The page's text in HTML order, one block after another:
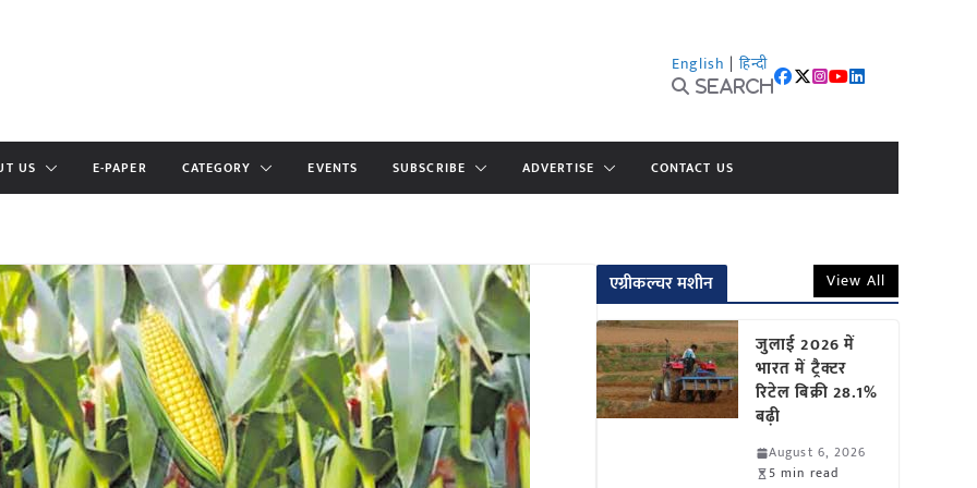
English | हिन्दी
Search
US E-PAPER CATEGORY EVENTS SUBSCRIBE ADVERTISE CONTACT US
एग्रीकल्चर मशीन View All
जुलाई 2026 में
भारत में ट्रैक्टर
रिटेल बिक्री 28.1%
बढ़ी
August 6, 2026
5 min read